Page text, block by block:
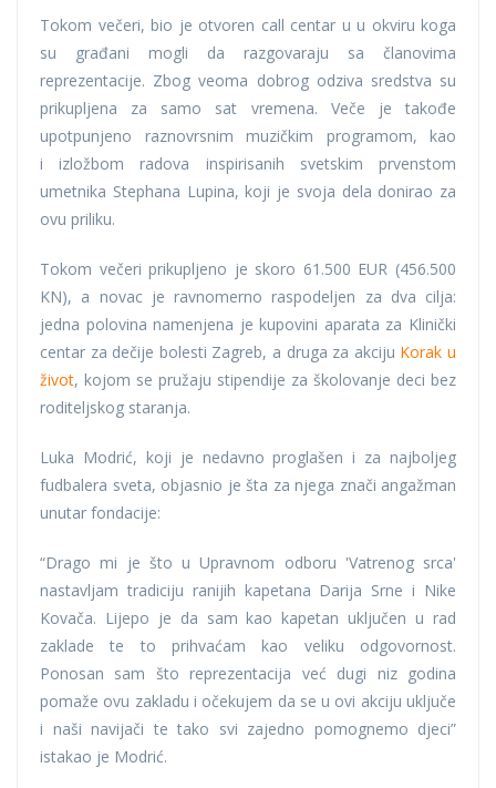
Tokom večeri, bio je otvoren call centar u u okviru koga
su građani mogli da razgovaraju sa članovima
reprezentacije. Zbog veoma dobrog odziva sredstva su
prikupljena za samo sat vremena. Veče je takođe
upotpunjeno raznovrsnim muzičkim programom, kao
i izložbom radova inspirisanih svetskim prvenstom
umetnika Stephana Lupina, koji je svoja dela donirao za
ovu priliku.
Tokom večeri prikupljeno je skoro 61.500 EUR (456.500
KN), a novac je ravnomerno raspodeljen za dva cilja:
jedna polovina namenjena je kupovini aparata za Klinički
centar za dečije bolesti Zagreb, a druga za akciju Korak u
život, kojom se pružaju stipendije za školovanje deci bez
roditeljskog staranja.
Luka Modrić, koji je nedavno proglašen i za najboljeg
fudbalera sveta, objasnio je šta za njega znači angažman
unutar fondacije:
“Drago mi je što u Upravnom odboru 'Vatrenog srca'
nastavljam tradiciju ranijih kapetana Darija Srne i Nike
Kovača. Lijepo je da sam kao kapetan uključen u rad
zaklade te to prihvaćam kao veliku odgovornost.
Ponosan sam što reprezentacija već dugi niz godina
pomaže ovu zakladu i očekujem da se u ovi akciju uključe
i naši navijači te tako svi zajedno pomognemo djeci”
istakao je Modrić.